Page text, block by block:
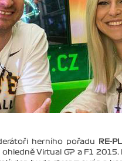
herního pořadu RE-
Virtual GP a F1